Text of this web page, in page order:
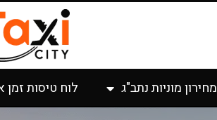
מחירון מוניות נתב"ג לוח טיסות